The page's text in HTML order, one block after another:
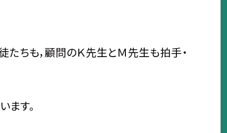
ちも，顧問のＫ先生とＭ先生も拍手・
す。